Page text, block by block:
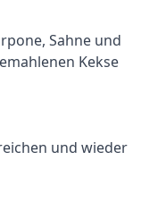
Sahne und
Kekse
und wieder